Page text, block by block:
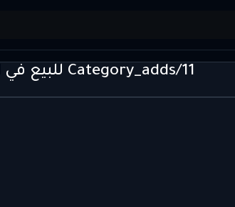
Category_adds/11 للبيع في الجزائر